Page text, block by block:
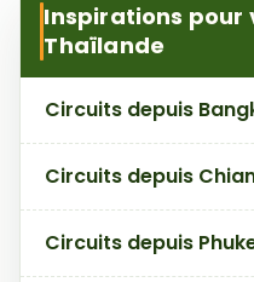
Inspirations pour
Thaïlande
Circuits depuis
Circuits depuis
Circuits depuis